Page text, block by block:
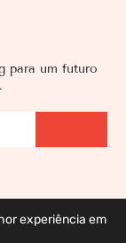
para um futuro
experiência em